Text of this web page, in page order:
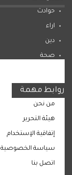
حوادث
اراء
دين
صحة
روابط مهمة
من نحن
هيئة التحرير
إتفاقية الإستخدام
سياسة الخصوصية
اتصل بنا